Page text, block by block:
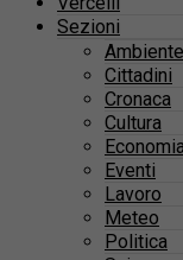
Sezioni
Ambiente
Cittadini
Cronaca
Cultura
Eventi
Lavoro
Meteo
Politica